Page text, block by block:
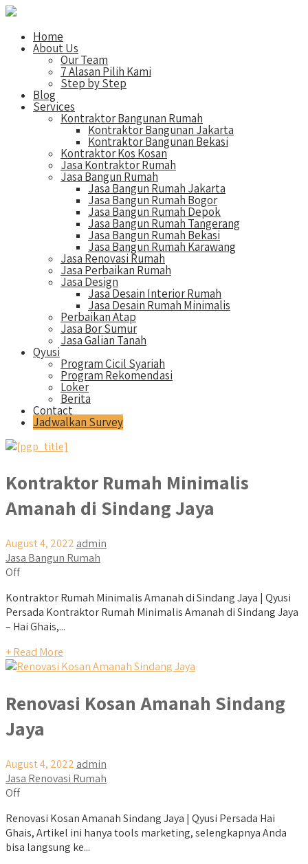
Home
About Us
Our Team
7 Alasan Pilih Kami
Step by Step
Blog
Services
Kontraktor Bangunan Rumah
Kontraktor Bangunan Jakarta
Kontraktor Bangunan Bekasi
Kontraktor Kos Kosan
Jasa Kontraktor Rumah
Jasa Bangun Rumah
Jasa Bangun Rumah Jakarta
Jasa Bangun Rumah Bogor
Jasa Bangun Rumah Depok
Jasa Bangun Rumah Tangerang
Jasa Bangun Rumah Bekasi
Jasa Bangun Rumah Karawang
Jasa Renovasi Rumah
Jasa Perbaikan Rumah
Jasa Design
Jasa Desain Interior Rumah
Jasa Desain Rumah Minimalis
Perbaikan Atap
Jasa Bor Sumur
Jasa Galian Tanah
Qyusi
Program Cicil Syariah
Program Rekomendasi
Loker
Berita
Contact
Jadwalkan Survey
Kontraktor Rumah Minimalis
Amanah di Sindang Jaya
August 4, 2022 admin
Jasa Bangun Rumah
Off
Kontraktor Rumah Minimalis Amanah di Sindang Jaya | Qyusi
Persada Kontraktor Rumah Minimalis Amanah di Sindang Jaya
– Hai Ghais,...
+ Read More
Renovasi Kosan Amanah Sindang
Jaya
August 4, 2022 admin
Jasa Renovasi Rumah
Off
Renovasi Kosan Amanah Sindang Jaya | Qyusi Persada Hai
Ghais, Artikel ini hanya tools marketing, selengkapnya Anda
bisa langsung ke...